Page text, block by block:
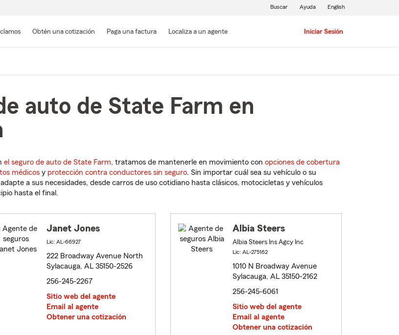
contenido
Obtén una cotización Paga una factura Localiza a un agente Iniciar Sesión
Buscar Ayuda English
auto de State Farm en
el seguro de auto de State Farm, tratamos de mantenerle en movimiento con opciones de cobertura
médicos y protección contra conductores sin seguro. Sin importar cuál sea su vehículo o su
a sus necesidades, desde carros de uso cotidiano hasta clásicos, motocicletas y vehículos
hasta el final.
Janet Jones
Lic: AL-66927
222 Broadway Avenue North
Sylacauga, AL 35150-2526
256-245-2267
Sitio web del agente
Email al agente
Obtener una cotización
Albia Steers
Albia Steers Ins Agcy Inc
Lic: AL-275162
1010 N Broadway Avenue
Sylacauga, AL 35150-2162
256-245-6061
Sitio web del agente
Email al agente
Obtener una cotización